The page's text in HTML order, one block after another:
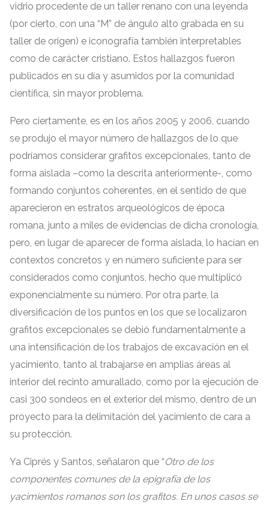
vidrio procedente de un taller renano con una leyenda
(por cierto, con una“M” de ángulo alto grabada en su
taller de origen) e iconografía también interpretables
como de carácter cristiano. Estos hallazgos fueron
publicados en su día y asumidos por la comunidad
científica, sin mayor problema.
Pero ciertamente, es en los años 2005 y2006, cuando
se produjo el mayor número de hallazgos de lo que
podríamos considerar grafitos excepcionales, tanto de
forma aislada –como la descrita anteriormente-, como
formando conjuntos coherentes, en el sentido de que
aparecieron en estratos arqueológicos de época
romana, junto a miles de evidencias de dicha cronología,
pero, en lugar de aparecer de forma aislada, lo hacían en
contextos concretos y en número suficiente para ser
considerados como conjuntos, hecho que multiplicó
exponencialmente su número. Por otra parte, la
diversificación de los puntos en los que se localizaron
grafitos excepcionales se debió fundamentalmente a
una intensificación de los trabajos de excavación en el
yacimiento, tanto al trabajarse en amplias áreas al
interior del recinto amurallado, como por la ejecución de
casi 300 sondeos en el exterior del mismo, dentro de un
proyecto para la delimitación del yacimiento de cara a
su protección.
Ya Ciprés y Santos, señalaron que“Otro de los
componentes comunes de la epigrafía de los
yacimientos romanos son los grafitos. En unos casos se